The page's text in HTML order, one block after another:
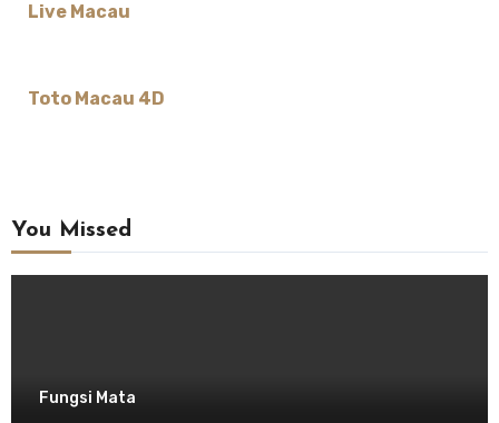
Live Macau
Toto Macau 4D
You Missed
Fungsi Mata